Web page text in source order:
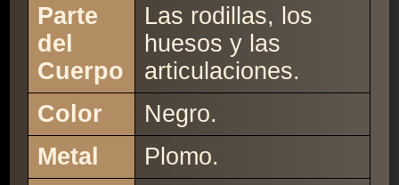
Parte
del
Cuerpo
Las rodillas, los
huesos y las
articulaciones.
Color
Negro.
Metal
Plomo.